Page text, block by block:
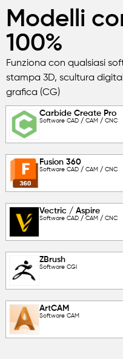
Modelli
100%
Funziona con qualsiasi
stampa 3D, scultura
grafica (CG)
Carbide Create Pro
Software CAD / CAM / CNC
Fusion 360
Software CAD / CAM / CNC
Vectric / Aspire
Software CAD / CAM / CNC
ZBrush
Software CGI
ArtCAM
Software CAM